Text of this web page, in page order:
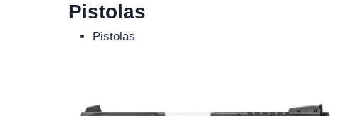
Pistolas
Pistolas